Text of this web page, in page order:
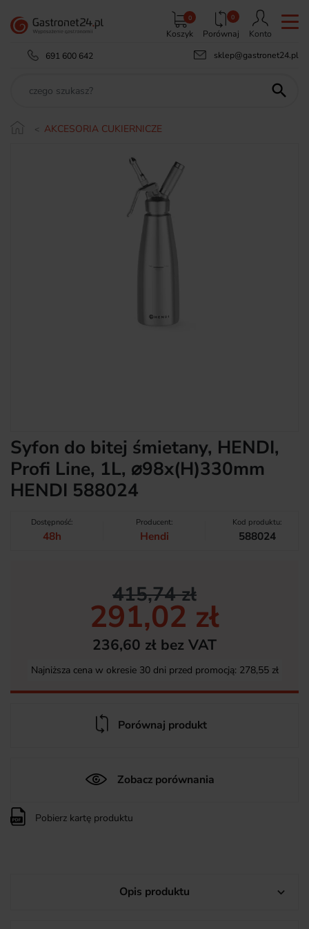
Koszyk
0 0
Porównaj
Konto
691 600 642
sklep@gastronet24.pl

AKCESORIA CUKIERNICZE
Syfon do bitej śmietany, HENDI,
Profi Line, 1L, ⌀98x(H)330mm
HENDI 588024
Dostępność:
48h
Producent:
Hendi
Kod produktu:
588024
415,74 zł
291,02 zł
236,60 zł bez VAT
Najniższa cena w okresie 30 dni przed promocją: 278,55 zł
Porównaj produkt
Zobacz porównania
Pobierz kartę produktu
Opis produktu 